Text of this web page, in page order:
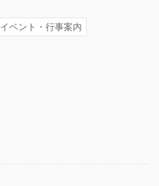
イベント・行事案内